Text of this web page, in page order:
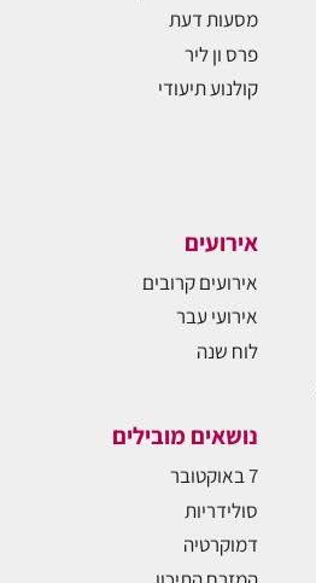
מסעות דעת
פרס ון ליר
קולנוע תיעודי
אירועים
אירועים קרובים
אירועי עבר
לוח שנה
נושאים מובילים
7 באוקטובר
סולידריות
דמוקרטיה